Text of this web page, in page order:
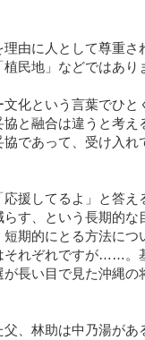
由に人として尊重さ
民地」などではあり
化という言葉でひと
と融合は違うと考え
協であって、受け入
援してるよ」と答え
す、という長期的な
期的にとる方法につ
それぞれですが……。
長い目で見た沖縄の
、林助は中乃湯があ